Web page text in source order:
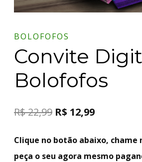
BOLOFOFOS
Convite
Bolofofos
R$22,99 R$ 12,99
Clique no botão abaixo, chame
peça o seu agora mesmo